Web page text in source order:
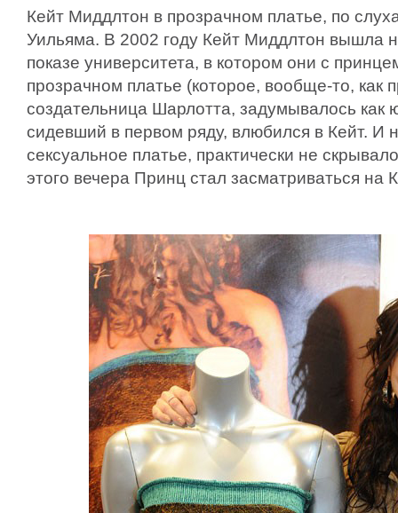
Кейт Миддлтон в прозрачном платье, по
Уильяма. В 2002 году Кейт Миддлтон вышла
показе университета, в котором они с
прозрачном платье (которое, вообще-то, как
создательница Шарлотта, задумывалось как
сидевший в первом ряду, влюбился в Кейт. И
сексуальное платье, практически не
этого вечера Принц стал засматриваться на